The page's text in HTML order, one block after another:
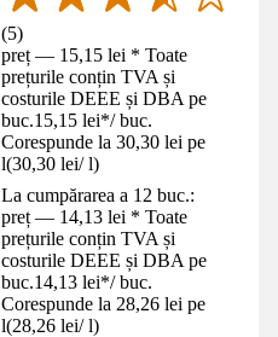
(5)
preț — 15,15 lei * Toate
prețurile conțin TVA și
costurile DEEE și DBA pe
buc.15,15 lei*/ buc.
Corespunde la 30,30 lei pe
l(30,30 lei/ l)
La cumpărarea a 12 buc.:
preț — 14,13 lei * Toate
prețurile conțin TVA și
costurile DEEE și DBA pe
buc.14,13 lei*/ buc.
Corespunde la 28,26 lei pe
l(28,26 lei/ l)